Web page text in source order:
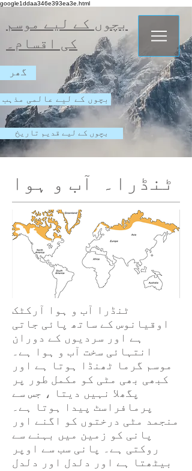
google1ddaa346e393ea3e.html
گھر
بچوں کے لیے قدیم تاریخ
بچوں کے لیے عالمی مذہب
بچوں کے لیے موسم
کی اقسام۔
ٹنڈرا۔ آب و ہوا
ٹنڈرا آب و ہوا آرکٹک
اوقیانوس کے ساتھ پائی جاتی
ہے اور سردیوں کے دوران
انتہائی سخت آب و ہوا ہے۔
موسم گرما ٹھنڈا ہوتا ہے اور
کبھی بھی مٹی کو مکمل طور پر
پگھلا نہیں دیتا ، جس سے
پرمافراسٹ پیدا ہوتا ہے۔
منجمد مٹی درختوں کو اگنے اور
پانی کو زمین میں بہنے سے
روکتی ہے۔ پانی سب سے اوپر
بیٹھتا ہے اور دلدل اور دلدل